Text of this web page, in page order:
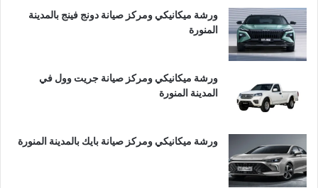
ورشة ميكانيكي ومركز صيانة دونج فينج بالمدينة
المنورة
ورشة ميكانيكي ومركز صيانة جريت وول في
المدينة المنورة
ورشة ميكانيكي ومركز صيانة بايك بالمدينة المنورة